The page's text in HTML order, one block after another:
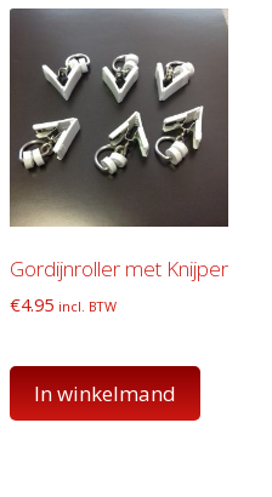
Gordijnroller met Knijper
€4.95 incl. BTW
In winkelmand